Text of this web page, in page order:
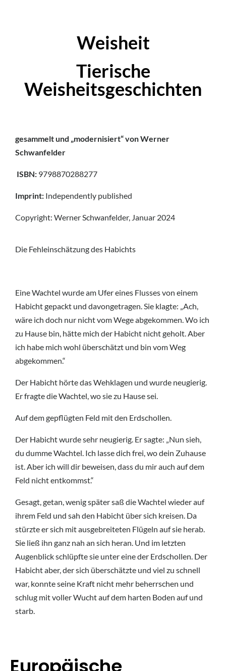
Weisheit
Tierische
Weisheitsgeschichten
gesammelt und „modernisiert“ von Werner
Schwanfelder
ISBN: 9798870288277
Imprint: Independently published
Copyright: Werner Schwanfelder, Januar 2024
Die Fehleinschätzung des Habichts
Eine Wachtel wurde am Ufer eines Flusses von einem
Habicht gepackt und davongetragen. Sie klagte: „Ach,
wäre ich doch nur nicht vom Wege abgekommen. Wo ich
zu Hause bin, hätte mich der Habicht nicht geholt. Aber
ich habe mich wohl überschätzt und bin vom Weg
abgekommen.“
Der Habicht hörte das Wehklagen und wurde neugierig.
Er fragte die Wachtel, wo sie zu Hause sei.
Auf dem gepflügten Feld mit den Erdschollen.
Der Habicht wurde sehr neugierig. Er sagte: „Nun sieh,
du dumme Wachtel. Ich lasse dich frei, wo dein Zuhause
ist. Aber ich will dir beweisen, dass du mir auch auf dem
Feld nicht entkommst.“
Gesagt, getan, wenig später saß die Wachtel wieder auf
ihrem Feld und sah den Habicht über sich kreisen. Da
stürzte er sich mit ausgebreiteten Flügeln auf sie herab.
Sie ließ ihn ganz nah an sich heran. Und im letzten
Augenblick schlüpfte sie unter eine der Erdschollen. Der
Habicht aber, der sich überschätzte und viel zu schnell
war, konnte seine Kraft nicht mehr beherrschen und
schlug mit voller Wucht auf dem harten Boden auf und
starb.